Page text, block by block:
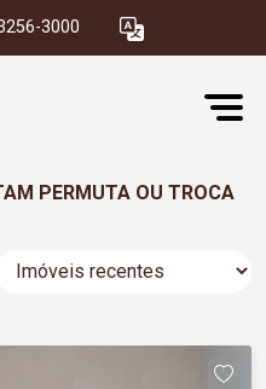
3000
PERMUTA OU TROCA